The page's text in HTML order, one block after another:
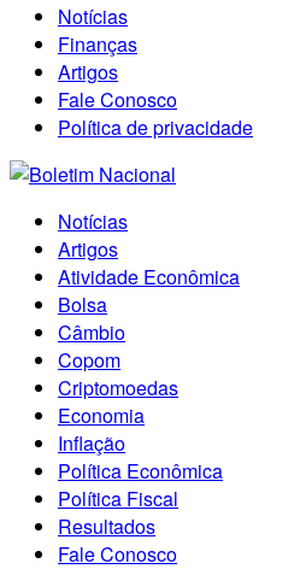
Notícias
Finanças
Artigos
Fale Conosco
Política de privacidade
Notícias
Artigos
Atividade Econômica
Bolsa
Câmbio
Copom
Criptomoedas
Economia
Inflação
Política Econômica
Política Fiscal
Resultados
Fale Conosco